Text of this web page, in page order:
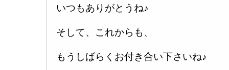
いつもありがとうね♪
そして、これからも、
もうしばらくお付き合い下さいね♪